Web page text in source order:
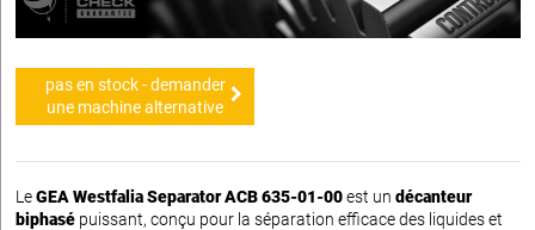
pas en stock - demander
une machine alternative
LeGEA Westfalia Separator ACB 635-01-00est un décanteur
biphasé puissant, conçu pour la séparation efficace des liquides et